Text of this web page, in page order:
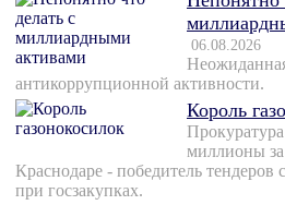
06.08.2026
антикоррупционной активности.
Король
Прокуратура
миллионы
Краснодаре - победитель тендеров
при госзакупках.